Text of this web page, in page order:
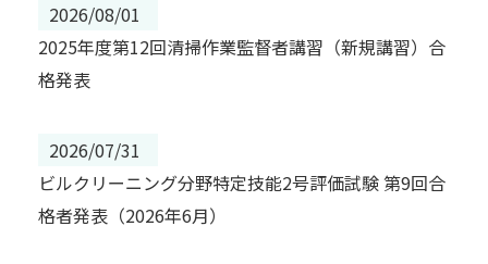
2026/08/01
2025年度第12回清掃作業監督者講習（新規講習）合
格発表
2026/07/31
ビルクリーニング分野特定技能2号評価試験 第9回合
格者発表（2026年6月）